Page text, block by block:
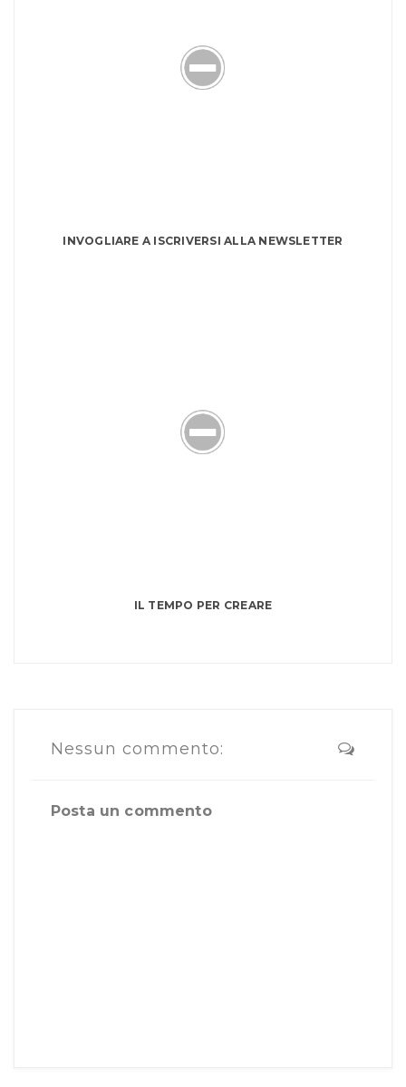
INVOGLIARE A ISCRIVERSI ALLA NEWSLETTER
IL TEMPO PER CREARE
Nessun commento:
Posta un commento